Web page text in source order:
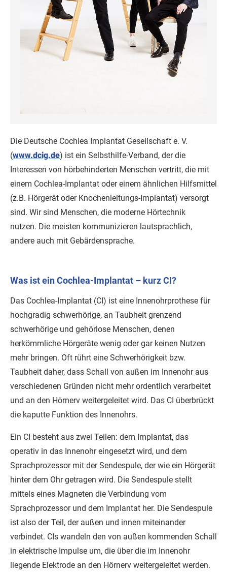
Die Deutsche Cochlea Implantat Gesellschaft e. V.
(www.dcig.de) ist ein Selbsthilfe-Verband, der die
Interessen von hörbehinderten Menschen vertritt, die mit
einem Cochlea-Implantat oder einem ähnlichen Hilfsmittel
(z.B. Hörgerät oder Knochenleitungs-Implantat) versorgt
sind. Wir sind Menschen, die moderne Hörtechnik
nutzen. Die meisten kommunizieren lautsprachlich,
andere auch mit Gebärdensprache.
Was ist ein Cochlea-Implantat – kurz CI?
Das Cochlea-Implantat (CI) ist eine Innenohrprothese für
hochgradig schwerhörige, an Taubheit grenzend
schwerhörige und gehörlose Menschen, denen
herkömmliche Hörgeräte wenig oder gar keinen Nutzen
mehr bringen. Oft rührt eine Schwerhörigkeit bzw.
Taubheit daher, dass Schall von außen im Innenohr aus
verschiedenen Gründen nicht mehr ordentlich verarbeitet
und an den Hörnerv weitergeleitet wird. Das CI überbrückt
die kaputte Funktion des Innenohrs.
Ein CI besteht aus zwei Teilen: dem Implantat, das
operativ in das Innenohr eingesetzt wird, und dem
Sprachprozessor mit der Sendespule, der wie ein Hörgerät
hinter dem Ohr getragen wird. Die Sendespule stellt
mittels eines Magneten die Verbindung vom
Sprachprozessor und dem Implantat her. Die Sendespule
ist also der Teil, der außen und innen miteinander
verbindet. CIs wandeln den von außen kommenden Schall
in elektrische Impulse um, die über die im Innenohr
liegende Elektrode an den Hörnerv weitergeleitet werden.